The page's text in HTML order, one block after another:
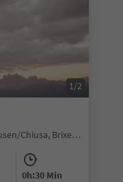
1/2
Villandro/Villanders, Klausen/Chiusa, Brixen/Bressanone and environs
0h:30 Min